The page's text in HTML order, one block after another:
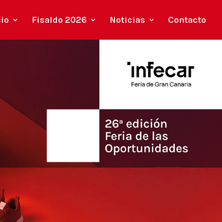
Fisaldo 2026 Noticias Contacto